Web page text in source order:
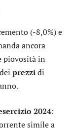
(-8,0%) e
ancora
piovosità in
prezzidi
2024:
simile a